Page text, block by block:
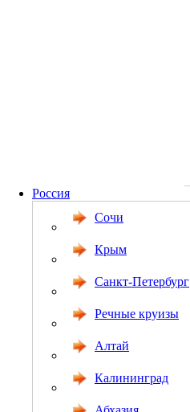
Россия
Сочи
Крым
Санкт-Петербург
Речные круизы
Алтай
Калининград